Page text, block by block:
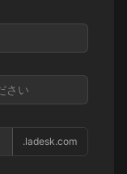
.ladesk.com